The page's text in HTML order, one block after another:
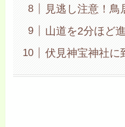
見逃し注意！鳥
山道を2分ほど
伏見神宝神社に